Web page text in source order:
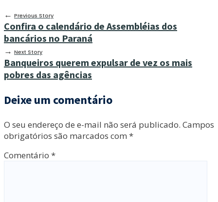
← Previous Story
Confira o calendário de Assembléias dos
bancários no Paraná
→ Next Story
Banqueiros querem expulsar de vez os mais
pobres das agências
Deixe um comentário
O seu endereço de e-mail não será publicado. Campos
obrigatórios são marcados com *
Comentário *